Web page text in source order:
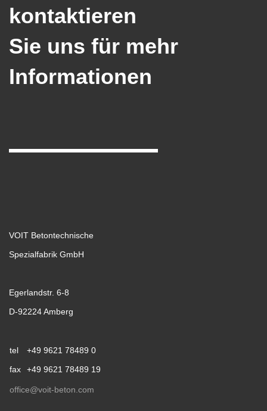
kontaktieren
Sie uns für mehr
Informationen
VOIT Betontechnische
Spezialfabrik GmbH
Egerlandstr. 6-8
D-92224 Amberg
tel
fax
+49 9621 78489 0
+49 9621 78489 19
office@voit-beton.com